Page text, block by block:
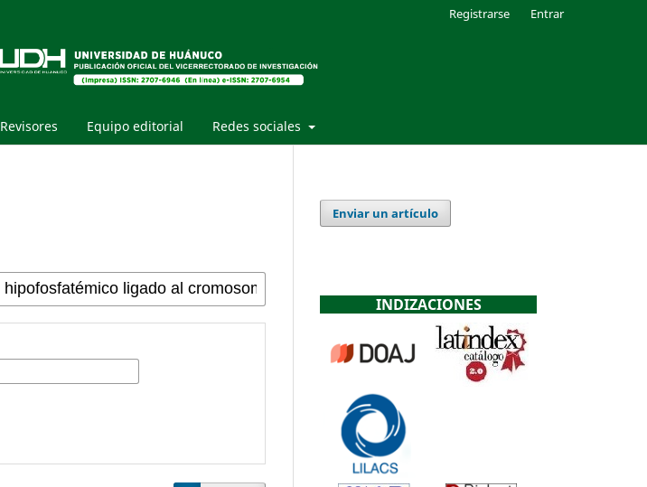
Revisores Equipo editorial Redes sociales
Registrarse Entrar
Enviar un artículo
INDIZACIONES